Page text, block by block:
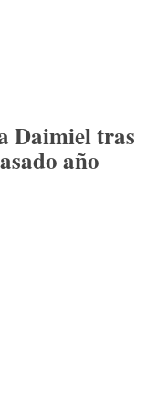
Daimiel tras
año